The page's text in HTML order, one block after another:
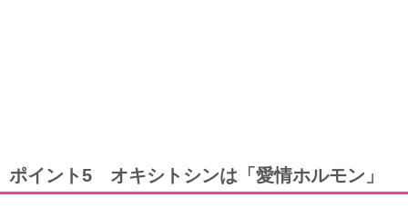
ポイント5 オキシトシンは「愛情ホルモン」